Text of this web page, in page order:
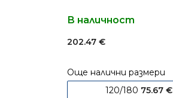
В наличност
202.47€
Още налични размери
120/180 75.67€